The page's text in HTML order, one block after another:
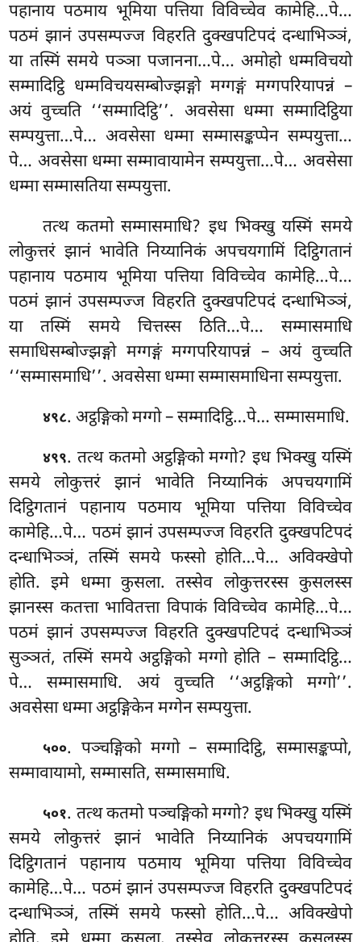
पहानाय पठमाय भूमिया पत्तिया विविच्चेव कामेहि…पे…
पठमं झानं उपसम्पज्ज विहरति दुक्खपटिपदं दन्धाभिञ्ञं,
या तस्मिं समये पञ्ञा पजानना…पे… अमोहो धम्मविचयो
सम्मादिट्ठि धम्मविचयसम्बोज्झङ्गो मग्गङ्गं मग्गपरियापन्नं –
अयं वुच्चति ‘‘सम्मादिट्ठि’’. अवसेसा धम्मा सम्मादिट्ठिया
सम्पयुत्ता…पे… अवसेसा धम्मा सम्मासङ्कप्पेन सम्पयुत्ता…
पे… अवसेसा धम्मा सम्मावायामेन सम्पयुत्ता…पे… अवसेसा
धम्मा सम्मासतिया सम्पयुत्ता.
तत्थ कतमो सम्मासमाधि? इध भिक्खु यस्मिं समये
लोकुत्तरं झानं भावेति निय्यानिकं अपचयगामिं दिट्ठिगतानं
पहानाय पठमाय भूमिया पत्तिया विविच्चेव कामेहि…पे…
पठमं झानं उपसम्पज्ज विहरति दुक्खपटिपदं दन्धाभिञ्ञं,
या तस्मिं समये चित्तस्स ठिति…पे… सम्मासमाधि
समाधिसम्बोज्झङ्गो मग्गङ्गं मग्गपरियापन्नं – अयं वुच्चति
‘‘सम्मासमाधि’’. अवसेसा धम्मा सम्मासमाधिना सम्पयुत्ता.
४९८. अट्ठङ्गिको मग्गो – सम्मादिट्ठि…पे… सम्मासमाधि.
४९९. तत्थ कतमो अट्ठङ्गिको मग्गो? इध भिक्खु यस्मिं
समये लोकुत्तरं झानं भावेति निय्यानिकं अपचयगामिं
दिट्ठिगतानं पहानाय पठमाय भूमिया पत्तिया विविच्चेव
कामेहि…पे… पठमं झानं उपसम्पज्ज विहरति दुक्खपटिपदं
दन्धाभिञ्ञं, तस्मिं समये फस्सो होति…पे… अविक्खेपो
होति. इमे धम्मा कुसला. तस्सेव लोकुत्तरस्स कुसलस्स
झानस्स कतत्ता भावितत्ता विपाकं विविच्चेव कामेहि…पे…
पठमं झानं उपसम्पज्ज विहरति दुक्खपटिपदं दन्धाभिञ्ञं
सुञ्ञतं, तस्मिं समये अट्ठङ्गिको मग्गो होति – सम्मादिट्ठि…
पे… सम्मासमाधि. अयं वुच्चति ‘‘अट्ठङ्गिको मग्गो’’.
अवसेसा धम्मा अट्ठङ्गिकेन मग्गेन सम्पयुत्ता.
५००. पञ्चङ्गिको मग्गो – सम्मादिट्ठि, सम्मासङ्कप्पो,
सम्मावायामो, सम्मासति, सम्मासमाधि.
५०१. तत्थ कतमो पञ्चङ्गिको मग्गो? इधभिक्खु यस्मिं
समये लोकुत्तरं झानं भावेति निय्यानिकं अपचयगामिं
दिट्ठिगतानं पहानाय पठमाय भूमिया पत्तिया विविच्चेव
कामेहि…पे… पठमं झानं उपसम्पज्ज विहरति दुक्खपटिपदं
दन्धाभिञ्ञं, तस्मिं समये फस्सो होति…पे… अविक्खेपो